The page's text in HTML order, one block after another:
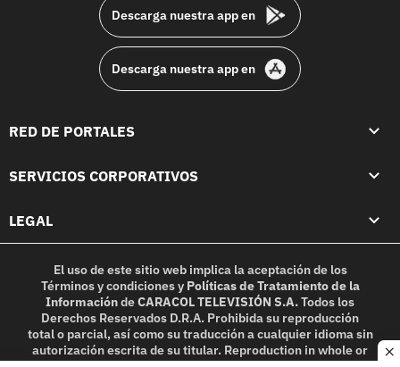
Descarga nuestra app en
Descarga nuestra app en
RED DE PORTALES
SERVICIOS CORPORATIVOS
LEGAL
El uso de este sitio web implica la aceptación de los
Términos y condicionesy Políticas de Tratamiento de la
InformacióndeCARACOL TELEVISIÓN S.A.Todos los
Derechos Reservados D.R.A. Prohibida su reproducción
total o parcial, así como su traducción a cualquier idioma sin
autorización escrita de su titular. Reproduction in whole or